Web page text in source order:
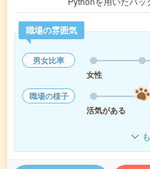
職場の雰囲気
男女比率
女性
職場の様子
活気がある